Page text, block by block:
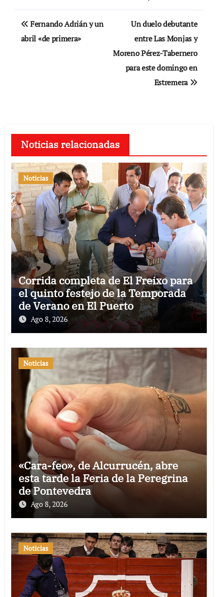
Navegación
de
Fernando Adrián y un
abril «de primera»
Un duelo debutante
entre Las Monjas y
Moreno Pérez-Tabernero
para este domingo en
Estremera
Noticias relacionadas
Noticias
Corrida completa de El Freixo para
el quinto festejo de la Temporada
de Verano en El Puerto
Ago 8, 2026
Noticias
«Cara-feo», de Alcurrucén, abre
esta tarde la Feria de la Peregrina
de Pontevedra
Ago 8, 2026
Noticias